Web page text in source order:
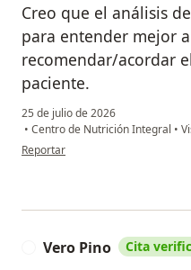
Creo que el análisis
para entender mejor
recomendar/acordar
paciente.
25 de julio de 2026
• Centro de Nutrición Integral •
en opinión del usuario PU
Reportar
Vero Pino Cita